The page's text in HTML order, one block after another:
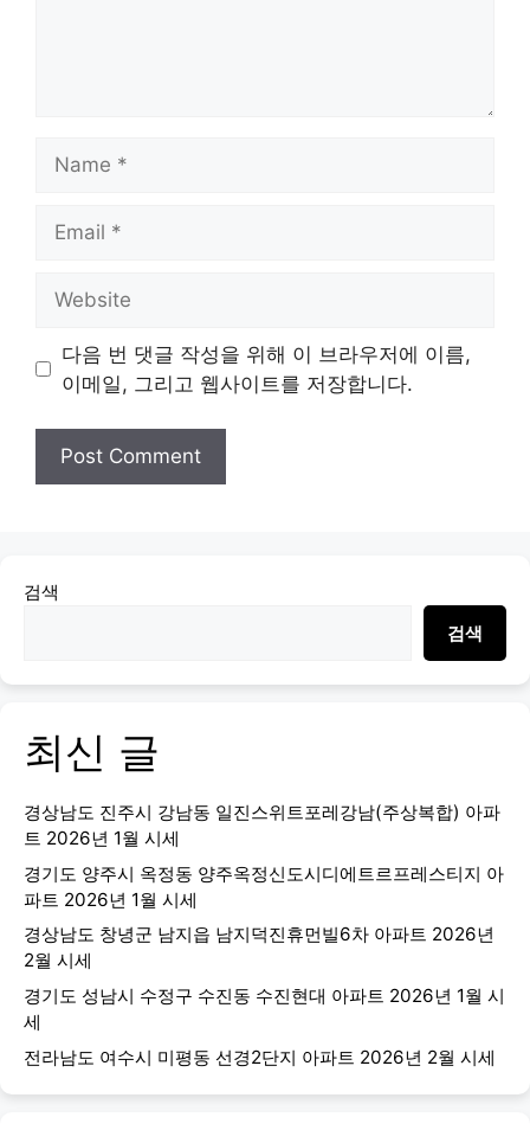
다음 번 댓글 작성을 위해 이 브라우저에 이름,
이메일, 그리고 웹사이트를 저장합니다.
검색
검색
최신 글
경상남도 진주시 강남동 일진스위트포레강남(주상복합) 아파
트 2026년 1월 시세
경기도 양주시 옥정동 양주옥정신도시디에트르프레스티지 아
파트 2026년 1월 시세
경상남도 창녕군 남지읍 남지덕진휴먼빌6차 아파트 2026년
2월 시세
경기도 성남시 수정구 수진동 수진현대 아파트 2026년 1월 시
세
전라남도 여수시 미평동 선경2단지 아파트 2026년 2월 시세